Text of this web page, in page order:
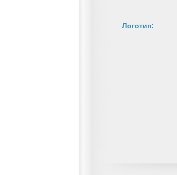
Логотип: